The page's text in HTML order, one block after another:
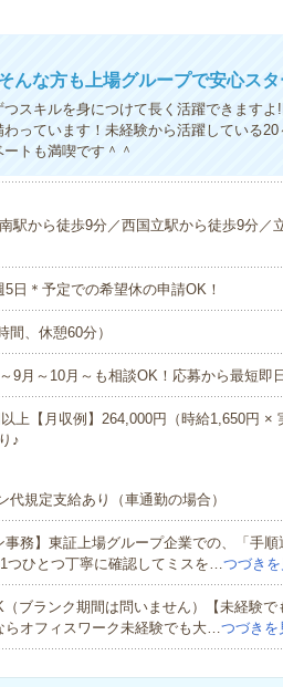
んな方も上場グループで安心スタ
スキルを身につけて長く活躍できますよ
っています！未経験から活躍している
トも満喫です＾＾
駅から徒歩9分／西国立駅から徒歩9分／
日＊予定での希望休の申請OK！
、休憩60分）
9月～10月～も相談OK！応募から最短即
上【月収例】264,000円（時給1,650円
♪
規定支給あり（車通勤の場合）
事務】東証上場グループ企業での、「手
つひとつ丁寧に確認してミスを…つづきを
ブランク期間は問いません）【未経験で
らオフィスワーク未経験でも大…つづきを